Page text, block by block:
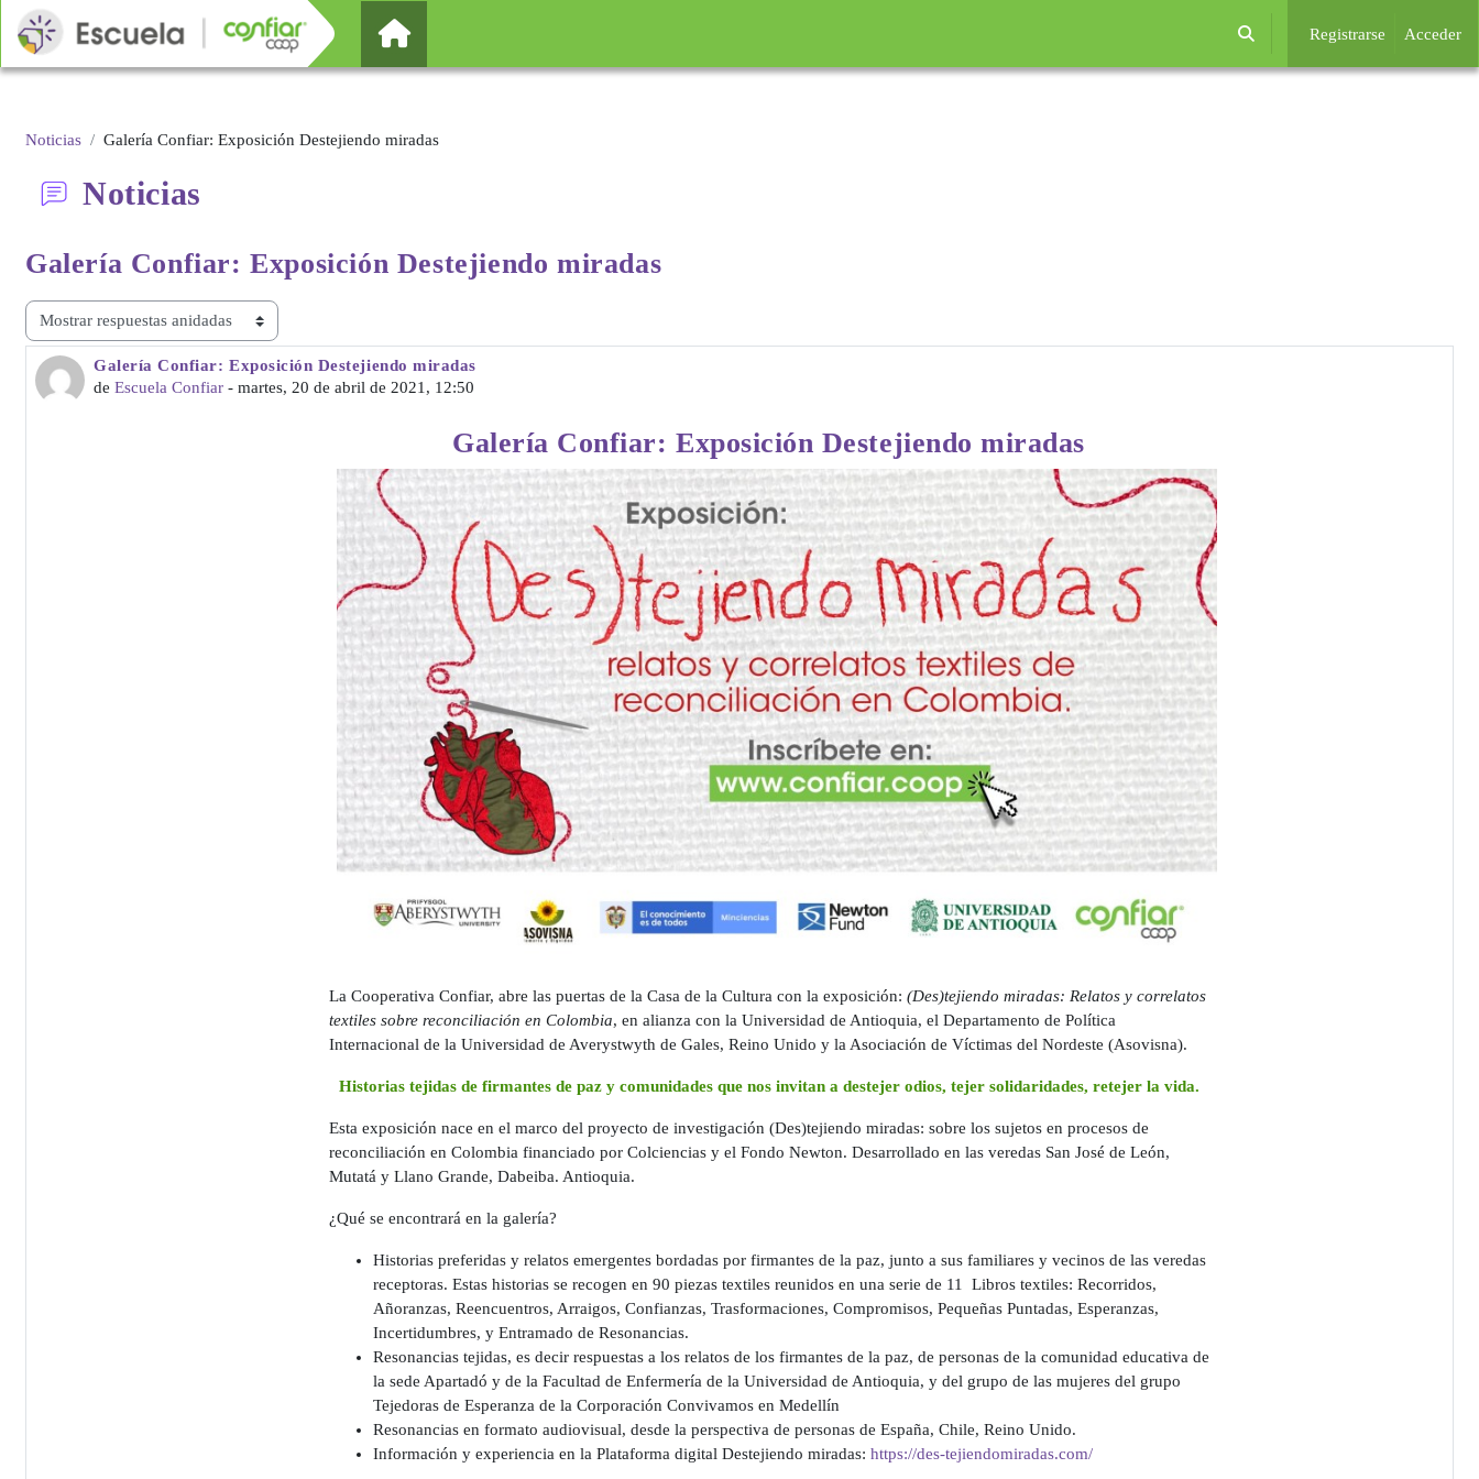
Salta al contenido principal
Selector de búsqueda de entrada
Registrarse Acceder
Noticias Galería Confiar: Exposición Destejiendo miradas
Noticias
Galería Confiar: Exposición Destejiendo miradas
Mostrar modo
Galería Confiar: Exposición Destejiendo miradas
de Escuela Confiar - martes, 20 de abril de 2021, 12:50
Número de respuestas: 0
Galería Confiar: Exposición Destejiendo miradas
La Cooperativa Confiar, abre las puertas de la Casa de la Cultura con la exposición: (Des)tejiendo miradas: Relatos y correlatos
textiles sobre reconciliación en Colombia, en alianza con la Universidad de Antioquia, el Departamento de Política
Internacional de la Universidad de Averystwyth de Gales, Reino Unido y la Asociación de Víctimas del Nordeste (Asovisna).
Historias tejidas de firmantes de paz y comunidades que nos invitan a destejer odios, tejer solidaridades, retejer la vida.
Esta exposición nace en el marco del proyecto de investigación (Des)tejiendo miradas: sobre los sujetos en procesos de
reconciliación en Colombia financiado por Colciencias y el Fondo Newton. Desarrollado en las veredas San José de León,
Mutatá y Llano Grande, Dabeiba. Antioquia.
¿Qué se encontrará en la galería?
Historias preferidas y relatos emergentes bordadas por firmantes de la paz, junto a sus familiares y vecinos de las veredas
receptoras. Estas historias se recogen en 90 piezas textiles reunidos en una serie de 11 Libros textiles: Recorridos,
Añoranzas, Reencuentros, Arraigos, Confianzas, Trasformaciones, Compromisos, Pequeñas Puntadas, Esperanzas,
Incertidumbres, y Entramado de Resonancias.
Resonancias tejidas, es decir respuestas a los relatos de los firmantes de la paz, de personas de la comunidad educativa de
la sede Apartadó y de la Facultad de Enfermería de la Universidad de Antioquia, y del grupo de las mujeres del grupo
Tejedoras de Esperanza de la Corporación Convivamos en Medellín
Resonancias en formato audiovisual, desde la perspectiva de personas de España, Chile, Reino Unido.
Información y experiencia en la Plataforma digital Destejiendo miradas: https://des-tejiendomiradas.com/